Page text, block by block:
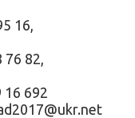
16,
82,
16 692